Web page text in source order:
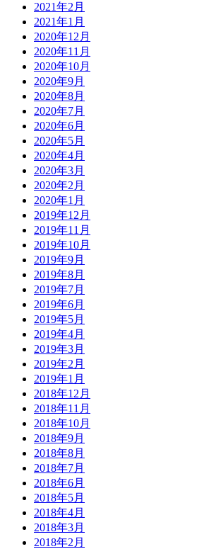
2021年2月
2021年1月
2020年12月
2020年11月
2020年10月
2020年9月
2020年8月
2020年7月
2020年6月
2020年5月
2020年4月
2020年3月
2020年2月
2020年1月
2019年12月
2019年11月
2019年10月
2019年9月
2019年8月
2019年7月
2019年6月
2019年5月
2019年4月
2019年3月
2019年2月
2019年1月
2018年12月
2018年11月
2018年10月
2018年9月
2018年8月
2018年7月
2018年6月
2018年5月
2018年4月
2018年3月
2018年2月